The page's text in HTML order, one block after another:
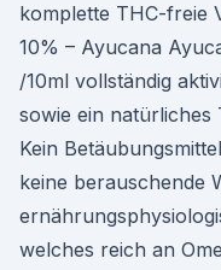
komplette THC-freie
10% – Ayucana
/10ml vollständig
sowie ein
Kein
keine berauschende
welches reich an